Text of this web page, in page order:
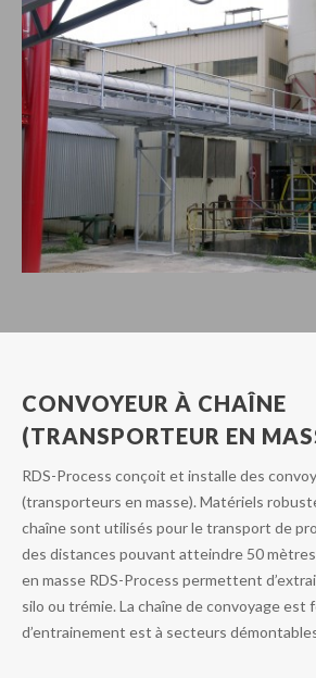
CONVOYEUR À CHAÎNE
(TRANSPORTEUR EN
RDS-Process conçoit et installe des
(transporteurs en masse). Matériels
chaîne sont utilisés pour le transport de
des distances pouvant atteindre 50
en masse RDS-Process permettent
silo ou trémie. La chaîne de convoyage est
d’entrainement est à secteurs